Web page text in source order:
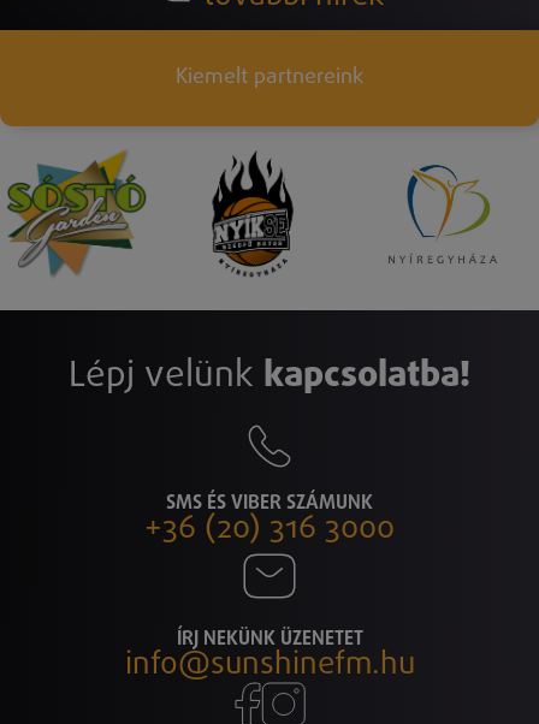
Kiemelt partnereink
Lépj velünk kapcsolatba!
SMS ÉS VIBER SZÁMUNK
+36 (20) 316 3000
ÍRJ NEKÜNK ÜZENETET
info@sunshinefm.hu